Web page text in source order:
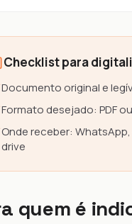
Checklist para
Documento original e
Formato desejado: PDF
Onde receber:
drive
quem é